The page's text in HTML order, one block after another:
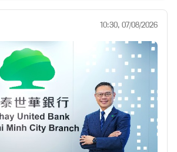
10:30, 07/08/2026